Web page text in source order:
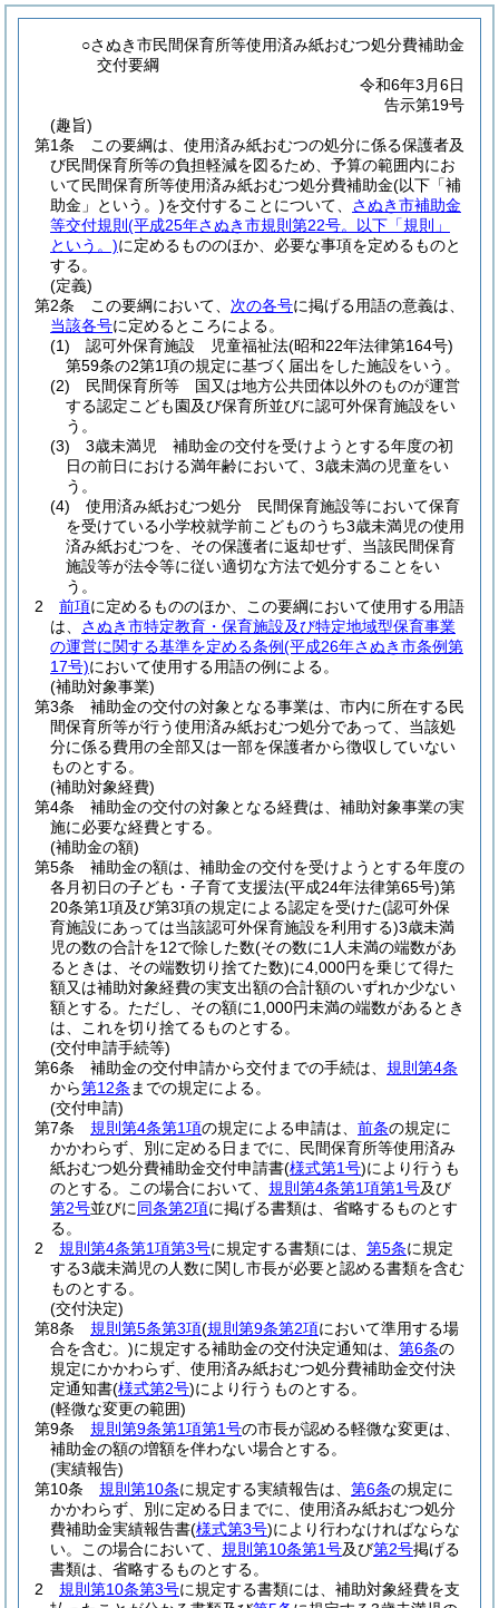
○さぬき市民間保育所等使用済み紙おむつ処分費補助金
交付要綱
令和6年3月6日
告示第19号
(趣旨)
第1条
この要綱は、使用済み紙おむつの処分に係る保護者及
び民間保育所等の負担軽減を図るため、予算の範囲内にお
いて民間保育所等使用済み紙おむつ処分費補助金(以下「補
助金」という。)を交付することについて、 さぬき市補助金
等交付規則 (平成25年さぬき市規則第22号。以下「規則」
という。)に定めるもののほか、必要な事項を定めるものと
する。
(定義)
第2条
この要綱において、 次の各号に掲げる用語の意義は、
当該各号に定めるところによる。
(1)
認可外保育施設 児童福祉法(昭和22年法律第164号)
第59条の2第1項の規定に基づく届出をした施設をいう。
(2)
民間保育所等 国又は地方公共団体以外のものが運営
する認定こども園及び保育所並びに認可外保育施設をい
う。
(3)
3歳未満児 補助金の交付を受けようとする年度の初
日の前日における満年齢において、3歳未満の児童をい
う。
(4)
使用済み紙おむつ処分 民間保育施設等において保育
を受けている小学校就学前こどものうち3歳未満児の使用
済み紙おむつを、その保護者に返却せず、当該民間保育
施設等が法令等に従い適切な方法で処分することをい
う。
2
前項に定めるもののほか、この要綱において使用する用語
は、 さぬき市特定教育・保育施設及び特定地域型保育事業
の運営に関する基準を定める条例(平成26年さぬき市条例第
17号)において使用する用語の例による。
(補助対象事業)
第3条
補助金の交付の対象となる事業は、市内に所在する民
間保育所等が行う使用済み紙おむつ処分であって、当該処
分に係る費用の全部又は一部を保護者から徴収していない
ものとする。
(補助対象経費)
第4条
補助金の交付の対象となる経費は、補助対象事業の実
施に必要な経費とする。
(補助金の額)
第5条
補助金の額は、補助金の交付を受けようとする年度の
各月初日の子ども・子育て支援法(平成24年法律第65号)第
20条第1項及び第3項の規定による認定を受けた(認可外保
育施設にあっては当該認可外保育施設を利用する)3歳未満
児の数の合計を12で除した数(その数に1人未満の端数があ
るときは、その端数切り捨てた数)に4,000円を乗じて得た
額又は補助対象経費の実支出額の合計額のいずれか少ない
額とする。 ただし、その額に1,000円未満の端数があるとき
は、これを切り捨てるものとする。
(交付申請手続等)
第6条
補助金の交付申請から交付までの手続は、 規則第4条
から第12条 までの規定による。
(交付申請)
第7条
規則第4条第1項の規定による申請は、 前条の規定に
かかわらず、別に定める日までに、民間保育所等使用済み
紙おむつ処分費補助金交付申請書(様式第1号)により行うも
のとする。
この場合において、 規則第4条第1項第1号及び
第2号並びに同条第2項に掲げる書類は、省略するものとす
る。
2
規則第4条第1項第3号に規定する書類には、 第5条に規定
する3歳未満児の人数に関し市長が必要と認める書類を含む
ものとする。
(交付決定)
第8条
規則第5条第3項(規則第9条第2項において準用する場
合を含む。)に規定する補助金の交付決定通知は、 第6条の
規定にかかわらず、使用済み紙おむつ処分費補助金交付決
定通知書(様式第2号)により行うものとする。
(軽微な変更の範囲)
第9条
規則第9条第1項第1号の市長が認める軽微な変更は、
補助金の額の増額を伴わない場合とする。
(実績報告)
第10条
規則第10条に規定する実績報告は、 第6条の規定に
かかわらず、別に定める日までに、使用済み紙おむつ処分
費補助金実績報告書(様式第3号)により行わなければならな
い。
この場合において、 規則第10条第1号及び第2号掲げる
書類は、省略するものとする。
2
規則第10条第3号に規定する書類には、補助対象経費を支